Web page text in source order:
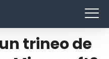
trineo de